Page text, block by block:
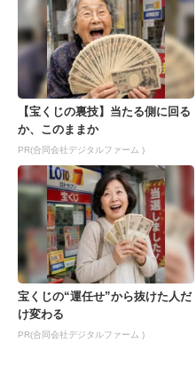
【宝くじの裏技】当たる側に回る
か、このままか
PR(合同会社デジタルファーム )
宝くじの“運任せ”から抜けた人だ
け変わる
PR(合同会社デジタルファーム )